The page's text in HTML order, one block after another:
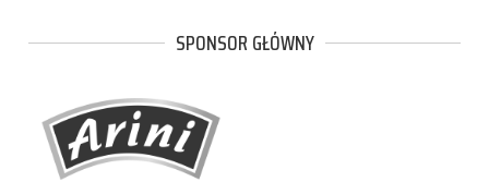
SPONSOR GŁÓWNY